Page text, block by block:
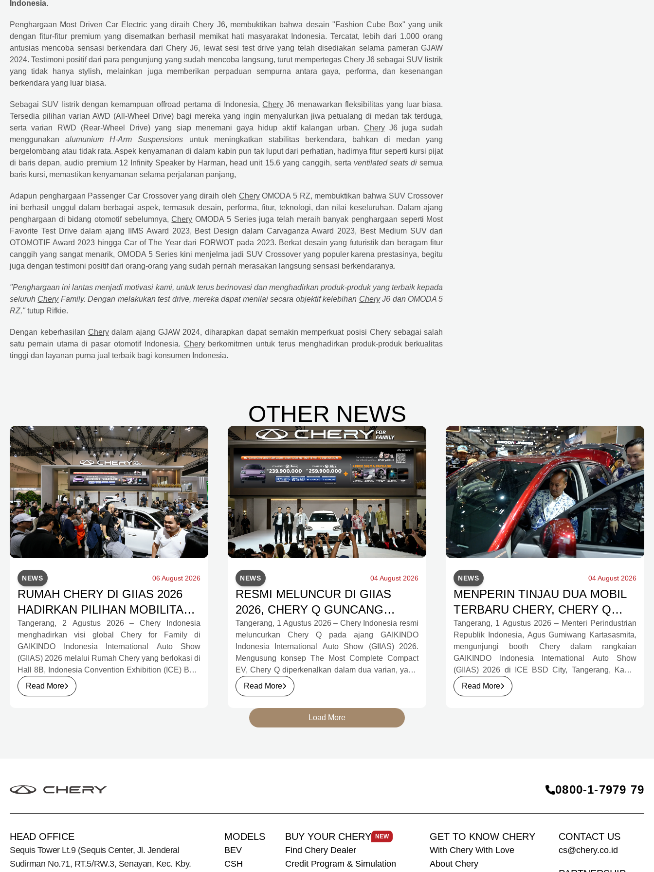
Indonesia.
Penghargaan Most Driven Car Electric yang diraihChery J6, membuktikan bahwa desain "Fashion Cube Box" yang unik
dengan fitur-fitur premium yang disematkan berhasil memikat hati masyarakat Indonesia. Tercatat, lebih dari 1.000 orang
antusias mencoba sensasi berkendara dari Chery J6, lewat sesi test drive yang telah disediakan selama pameran GJAW
2024. Testimoni positif dari para pengunjung yang sudah mencoba langsung, turut mempertegasChery J6 sebagai SUV listrik
yang tidak hanya stylish, melainkan juga memberikan perpaduan sempurna antara gaya, performa, dan kesenangan
berkendara yang luar biasa.
Sebagai SUV listrik dengan kemampuan offroad pertama di Indonesia,Chery J6 menawarkan fleksibilitas yang luar biasa.
Tersedia pilihan varian AWD (All-Wheel Drive) bagi mereka yang ingin menyalurkan jiwa petualang di medan tak terduga,
serta varian RWD (Rear-Wheel Drive) yang siap menemani gaya hidup aktif kalangan urban. CheryJ6 juga sudah
menggunakanalumunium H-Arm Suspensions untuk meningkatkan stabilitas berkendara, bahkan di medan yang
bergelombang atau tidak rata. Aspek kenyamanan di dalam kabin pun tak luput dari perhatian, hadirnya fitur seperti kursi pijat
di baris depan, audio premium 12 Infinity Speaker by Harman, head unit 15.6 yang canggih, serta ventilated seats disemua
baris kursi, memastikan kenyamanan selama perjalanan panjang,
Adapun penghargaan Passenger Car Crossover yang diraih oleh CheryOMODA 5 RZ, membuktikan bahwa SUV Crossover
ini berhasil unggul dalam berbagai aspek, termasuk desain, performa, fitur, teknologi, dan nilai keseluruhan. Dalam ajang
penghargaan di bidang otomotif sebelumnya,Chery OMODA 5 Series juga telah meraih banyak penghargaan seperti Most
Favorite Test Drive dalam ajang IIMS Award 2023, Best Design dalam Carvaganza Award 2023, Best Medium SUV dari
OTOMOTIF Award 2023 hingga Car of The Year dari FORWOT pada 2023. Berkat desain yang futuristik dan beragam fitur
canggih yang sangat menarik, OMODA 5 Series kini menjelma jadi SUV Crossover yang populer karena prestasinya, begitu
juga dengan testimoni positif dari orang-orang yang sudah pernah merasakan langsung sensasi berkendaranya.
"Penghargaan ini lantas menjadi motivasi kami, untuk terus berinovasi dan menghadirkan produk-produk yang terbaik kepada
seluruh CheryFamily. Dengan melakukan test drive, mereka dapat menilai secara objektif kelebihan CheryJ6 dan OMODA 5
RZ,"tutup Rifkie.
Dengan keberhasilan Cherydalam ajang GJAW 2024, diharapkan dapat semakin memperkuat posisi Chery sebagai salah
satu pemain utama di pasar otomotif Indonesia. Cheryberkomitmen untuk terus menghadirkan produk-produk berkualitas
tinggi dan layanan purna jual terbaik bagi konsumen Indonesia.
OTHER NEWS
NEWS 06 August 2026
RUMAH CHERY DI GIIAS 2026
HADIRKAN PILIHAN MOBILITAS
LENGKAP DAN PROGRAM
APRESIASI KONSUMEN
BERNILAI HAMPIR RP1 MILIAR
Tangerang, 2 Agustus 2026 – Chery Indonesia
menghadirkan visi global Chery for Family di
GAIKINDO Indonesia International Auto Show
(GIIAS) 2026 melalui Rumah Chery yang berlokasi di
Hall 8B, Indonesia Convention Exhibition (ICE) BSD
City. Mengusung konsep rumah yang hangat dan
inklusif, Chery menghadirkan pengalaman
Read More
NEWS 04 August 2026
RESMI MELUNCUR DI GIIAS
2026, CHERY Q GUNCANG
PASAR OTOMOTIF MELALUI
HARGA SPESIAL MULAI RP239,9
JUTA
Tangerang, 1 Agustus 2026 – Chery Indonesia resmi
meluncurkan Chery Q pada ajang GAIKINDO
Indonesia International Auto Show (GIIAS) 2026.
Mengusung konsep The Most Complete Compact
EV, Chery Q diperkenalkan dalam dua varian, yakni
Chery Q Pure dan Chery Q Rizz, untuk
mengakomodasi kebutuhan mobilitas serta
Read More
NEWS 04 August 2026
MENPERIN TINJAU DUA MOBIL
TERBARU CHERY, CHERY Q
DAN J6T CSH YANG JADI
SOROTAN DI GIIAS 2026
Tangerang, 1 Agustus 2026 – Menteri Perindustrian
Republik Indonesia, Agus Gumiwang Kartasasmita,
mengunjungi booth Chery dalam rangkaian
GAIKINDO Indonesia International Auto Show
(GIIAS) 2026 di ICE BSD City, Tangerang, Kamis
(30/7). Dalam kunjungan tersebut, Menteri
Perindustrian meninjau dua produk elektrifikasi
Read More
Load More
0800‑1‑7979 79
HEAD OFFICE
Sequis Tower Lt.9 (Sequis Center, Jl. Jenderal
Sudirman No.71, RT.5/RW.3, Senayan, Kec. Kby.
MODELS
BEV
CSH
BUY YOUR CHERY NEW
Find Chery Dealer
Credit Program & Simulation
GET TO KNOW CHERY
With Chery With Love
About Chery
CONTACT US
cs@chery.co.id